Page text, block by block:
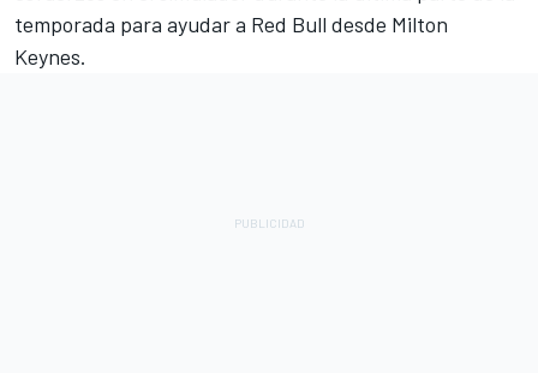
temporada para ayudar a Red Bull desde Milton
Keynes.